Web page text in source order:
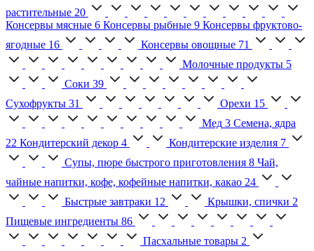
растительные 20
Консервы мясные 6 Консервы рыбные 9 Консервы фруктово-
ягодные 16 Консервы овощные 71
Молочные продукты 5
Соки 39
Сухофрукты 31 Орехи 15
Мед 3 Семена, ядра
22 Кондитерский декор 4 Кондитерские изделия 7
Супы, пюре быстрого приготовления 8 Чай,
чайные напитки, кофе, кофейные напитки, какао 24
Быстрые завтраки 12 Крышки, спички 2
Пищевые ингредиенты 86
Пасхальные товары 2